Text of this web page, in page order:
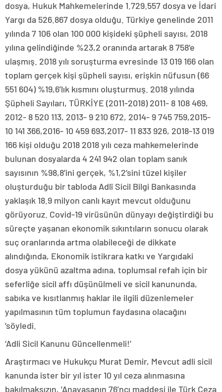
dosya, Hukuk Mahkemelerinde 1.729.557 dosya ve İdari
Yargı da 526.867 dosya olduğu. Türkiye genelinde 2011
yılında 7 106 olan 100 000 kişideki şüpheli sayısı, 2018
yılına gelindiğinde %23,2 oranında artarak 8 758’e
ulaşmış. 2018 yılı soruşturma evresinde 13 019 166 olan
toplam gerçek kişi şüpheli sayısı, erişkin nüfusun (66
551 604) %19,6’lık kısmını oluşturmuş. 2018 yılında
Şüpheli Sayıları, TÜRKİYE (2011-2018) 2011- 8 108 469,
2012- 8 520 113, 2013- 9 210 672, 2014- 9 745 759,2015-
10 141 366,2016- 10 459 693,2017- 11 833 926, 2018-13 019
166 kişi olduğu 2018 2018 yılı ceza mahkemelerinde
bulunan dosyalarda 4 241 942 olan toplam sanık
sayısının %98,8’ini gerçek, %1,2’sini tüzel kişiler
oluşturduğu bir tabloda Adlî Sicil Bilgi Bankasında
yaklaşık 18.9 milyon canlı kayıt mevcut olduğunu
görüyoruz. Covid-19 virüsünün dünyayı değiştirdiği bu
süreçte yaşanan ekonomik sıkıntıların sonucu olarak
suç oranlarında artma olabileceği de dikkate
alındığında, Ekonomik istikrara katkı ve Yargıdaki
dosya yükünü azaltma adına, toplumsal refah için bir
seferliğe sicil affı düşünülmeli ve sicil kanununda,
sabıka ve kısıtlanmış haklar ile ilgili düzenlemeler
yapılmasının tüm toplumun faydasına olacağını
’söyledi.
‘Adli Sicil Kanunu Güncellenmeli!’
Araştırmacı ve Hukukçu Murat Demir, Mevcut adli sicil
kanunda ister bir yıl ister 10 yıl ceza alınmasına
bakılmaksızın, ’Anayasanın 76’ncı maddesi ile Türk Ceza